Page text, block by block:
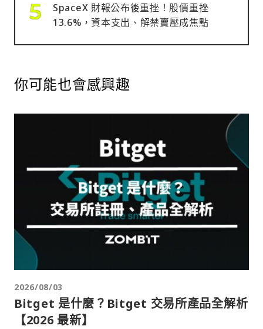
SpaceX 財報公布後重挫！股價重挫
13.6%，資本支出、解禁賣壓成焦點
你可能也會感興趣
2026/08/03
Bitget 是什麼？Bitget 交易所產品全解析
【2026 最新】